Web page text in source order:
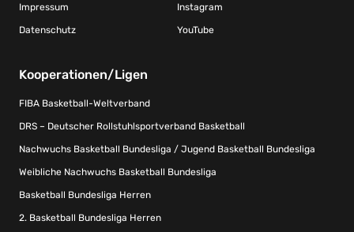
Impressum
Datenschutz
Instagram
YouTube
Kooperationen/Ligen
FIBA Basketball-Weltverband
DRS – Deutscher Rollstuhlsportverband Basketball
Nachwuchs Basketball Bundesliga / Jugend Basketball Bundesliga
Weibliche Nachwuchs Basketball Bundesliga
Basketball Bundesliga Herren
2. Basketball Bundesliga Herren